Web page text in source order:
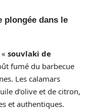
plongée dans le
souvlaki de
fumé du barbecue
Les calamars
d’olive et de citron,
et authentiques.